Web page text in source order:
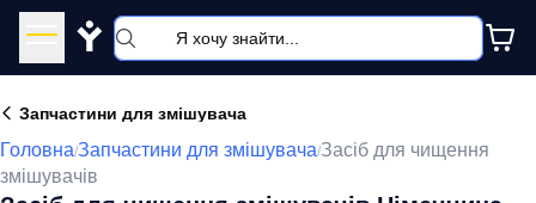
Y
Запчастини для змішувача
Головна/Запчастини для змішувача/Засіб для чищення
змішувачів